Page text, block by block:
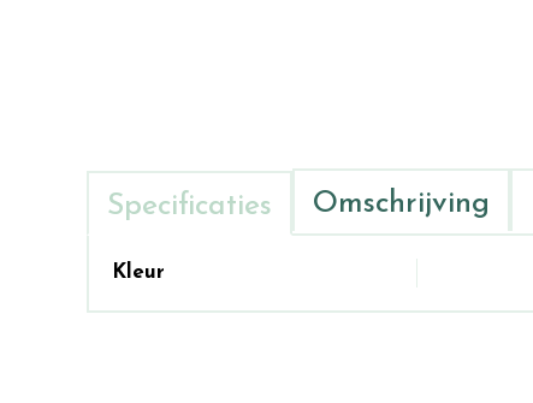
Specificaties Omschrijving
Kleur